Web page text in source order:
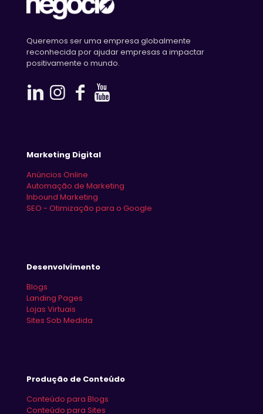
Queremos ser uma empresa globalmente
reconhecida por ajudar empresas a impactar
positivamente o mundo.
Marketing Digital
Anúncios Online
Automação de Marketing
Inbound Marketing
SEO - Otimização para o Google
Desenvolvimento
Blogs
Landing Pages
Lojas Virtuais
Sites Sob Medida
Produção de Conteúdo
Conteúdo para Blogs
Conteúdo para Sites